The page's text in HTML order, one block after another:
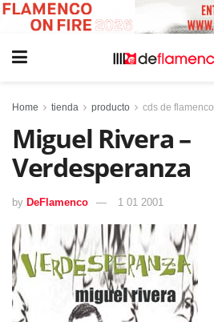
Home tienda producto cds de flamenco
Miguel Rivera –
Verdesperanza
by DeFlamenco 1 01 2001